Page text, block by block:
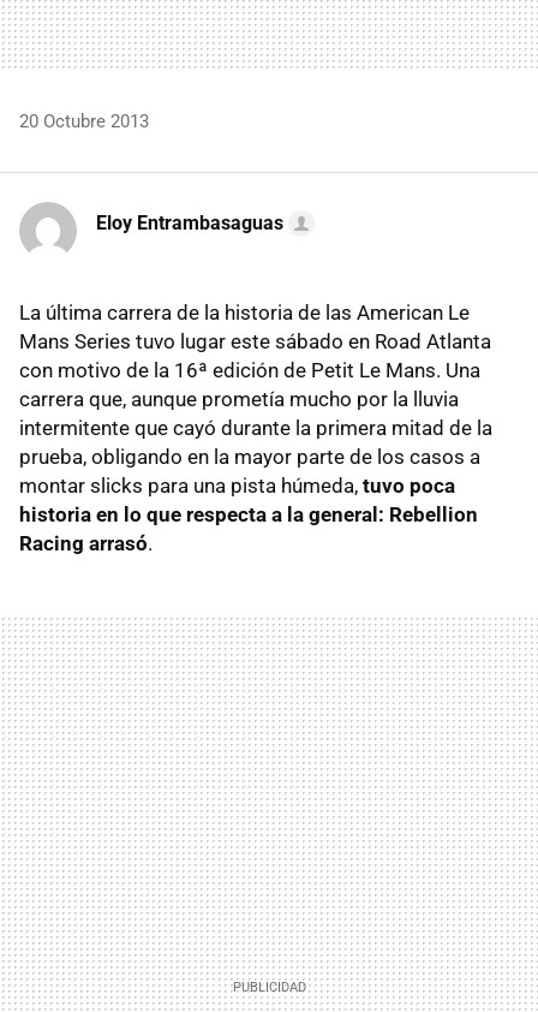
20 Octubre 2013
Eloy Entrambasaguas
La última carrera de la historia de las American Le
Mans Series tuvo lugar este sábado en Road Atlanta
con motivo de la 16ª edición de Petit Le Mans. Una
carrera que, aunque prometía mucho por la lluvia
intermitente que cayó durante la primera mitad de la
prueba, obligando en la mayor parte de los casos a
montar slicks para una pista húmeda, tuvo poca
historia en lo que respecta a la general: Rebellion
Racing arrasó.